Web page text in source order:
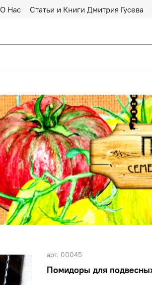
О Нас Статьи и Книги Дмитрия Гусева
арт. 00045
Помидоры для